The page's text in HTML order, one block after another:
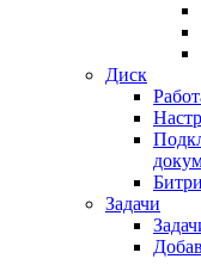
Диск
Задачи